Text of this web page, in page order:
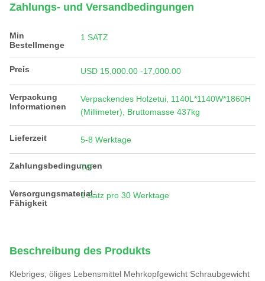
Zahlungs- und Versandbedingungen
Min
Bestellmenge
1 SATZ
Preis USD 15,000.00 -17,000.00
Verpackung
Informationen
Verpackendes Holzetui, 1140L*1140W*1860H
(Millimeter), Bruttomasse 437kg
Lieferzeit 5-8 Werktage
Zahlungsbedingungen
T/T
Versorgungsmaterial-
Fähigkeit
1 Satz pro 30 Werktage
Beschreibung des Produkts
Klebriges, öliges Lebensmittel Mehrkopfgewicht Schraubgewicht